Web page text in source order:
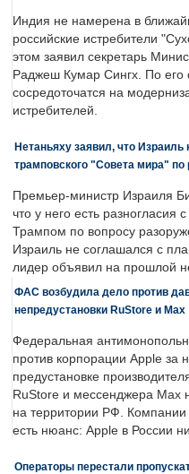
Индия не намерена в
российские истребители
этом заявил секретарь
Раджеш Кумар Сингх. По его
сосредоточатся на
истребителей.
Нетаньяху заявил, что
трамповского "Совета мира"
Премьер-министр Израиля
что у него есть
Трампом по вопросу
Израиль не соглашался с
лидер объявил на прошлой
ФАС возбудила дело против
непредустановки RuStore и Max
Федеральная
против корпорации Apple за
предустановке
RuStore и мессенджера Max
на территории РФ. Компании
есть нюанс: Apple в России
Операторы перестали